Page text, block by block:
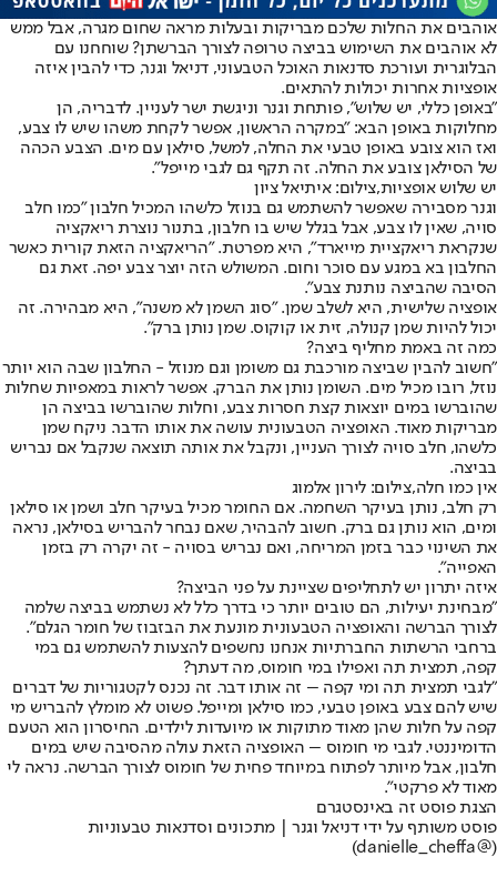
אוהבים את החלות שלכם מבריקות ובעלות מראה שחום מגרה, אבל ממש
לא אוהבים את השימוש בביצה טרופה לצורך הברשתן? שוחחנו עם
הבלוגרית ועורכת סדנאות האוכל הטבעוני, דניאל וגנר, כדי להבין איזה
אופציות אחרות יכולות להתאים.
"באופן כללי, יש שלוש", פותחת וגנר וניגשת ישר לעניין. לדבריה, הן
מחלוקות באופן הבא: "במקרה הראשון, אפשר לקחת משהו שיש לו צבע,
ואז הוא צובע באופן טבעי את החלה, למשל, סילאן עם מים. הצבע הכהה
של הסילאן צובע את החלה. זה תקף גם לגבי מייפל".
יש שלוש אופציות,צילום: איתיאל ציון
וגנר מסבירה שאפשר להשתמש גם בנוזל כלשהו המכיל חלבון "כמו חלב
סויה, שאין לו צבע, אבל בגלל שיש בו חלבון, בתנור נוצרת ריאקציה
שנקראת ריאקציית מייארד", היא מפרטת. "הריאקציה הזאת קורית כאשר
החלבון בא במגע עם סוכר וחום. המשולש הזה יוצר צבע יפה. זאת גם
הסיבה שהביצה נותנת צבע".
אופציה שלישית, היא לשלב שמן. "סוג השמן לא משנה", היא מבהירה. זה
יכול להיות שמן קנולה, זית או קוקוס. שמן נותן ברק".
כמה זה באמת מחליף ביצה?
"חשוב להבין שביצה מורכבת גם משומן וגם מנוזל - החלבון שבה הוא יותר
נוזל, רובו מכיל מים. השומן נותן את הברק. אפשר לראות במאפיות שחלות
שהוברשו במים יוצאות קצת חסרות צבע, וחלות שהוברשו בביצה הן
מבריקות מאוד. האופציה הטבעונית עושה את אותו הדבר. ניקח שמן
כלשהו, חלב סויה לצורך העניין, ונקבל את אותה תוצאה שנקבל אם נבריש
בביצה.
אין כמו חלה,צילום: לירון אלמוג
רק חלב, נותן בעיקר השחמה. אם החומר מכיל בעיקר חלב ושמן או סילאן
ומים, הוא נותן גם ברק. חשוב להבהיר, שאם נבחר להבריש בסילאן, נראה
את השינוי כבר בזמן המריחה, ואם נבריש בסויה - זה יקרה רק בזמן
האפייה".
איזה יתרון יש לתחליפים שציינת על פני הביצה?
"מבחינת יעילות, הם טובים יותר כי בדרך כלל לא נשתמש בביצה שלמה
לצורך הברשה והאופציה הטבעונית מונעת את הבזבוז של חומר הגלם".
ברחבי הרשתות החברתיות אנחנו נחשפים להצעות להשתמש גם במי
קפה, תמצית תה ואפילו במי חומוס, מה דעתך?
"לגבי תמצית תה ומי קפה – זה אותו דבר. זה נכנס לקטגוריות של דברים
שיש להם צבע באופן טבעי, כמו סילאן ומייפל. פשוט לא מומלץ להבריש מי
קפה על חלות שהן מאוד מתוקות או מיועדות לילדים. החיסרון הוא הטעם
הדומיננטי. לגבי מי חומוס – האופציה הזאת עולה מהסיבה שיש במים
חלבון, אבל מיותר לפתוח במיוחד פחית של חומוס לצורך הברשה. נראה לי
מאוד לא פרקטי".
הצגת פוסט זה באינסטגרם
(@‏‎danielle_cheffa‎‏)